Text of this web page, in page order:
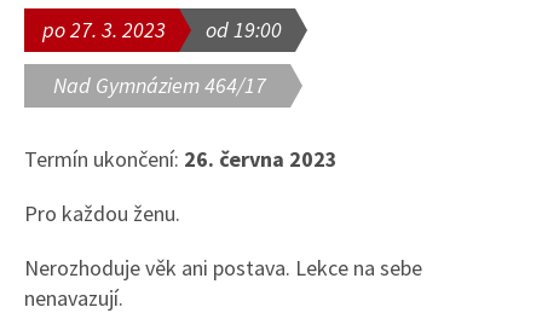
po 27. 3. 2023
od 19:00
Nad Gymnáziem 464/17
Termín ukončení: 26. června 2023
Pro každou ženu.
Nerozhoduje věk ani postava. Lekce na sebe
nenavazují.